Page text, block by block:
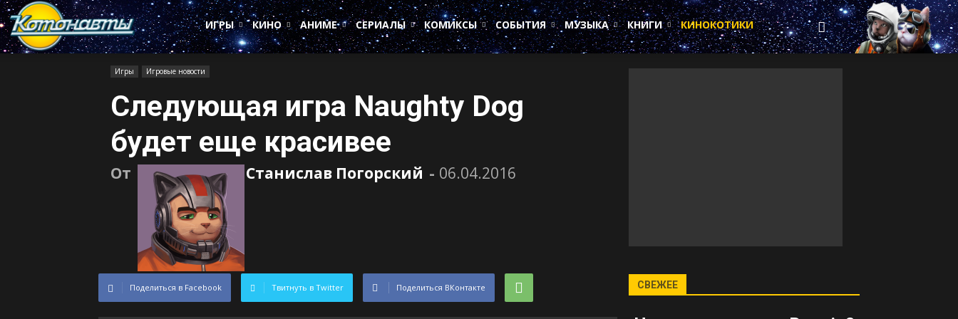
Котонавты
ИГРЫ
КИНО АНИМЕ СЕРИАЛЫ КОМИКСЫ СОБЫТИЯ МУЗЫКА КНИГИ КИНОКОТИКИ
Игры Игровые новости
Следующая игра Naughty Dog
будет еще красивее
От Станислав Погорский - 06.04.2016
Поделиться в Facebook Твитнуть в Twitter Поделиться ВКонтакте СВЕЖЕЕ